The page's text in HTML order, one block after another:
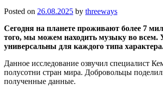
Posted on 26.08.2025 by threeways
Сегодня на планете проживают более 7
того, мы можем находить музыку во
универсальны для каждого типа
Данное исследование озвучил специалист
полусотни стран мира. Добровольцы
полученные данные.